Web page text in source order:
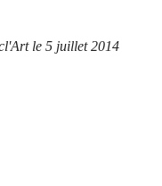
le 5 juillet 2014